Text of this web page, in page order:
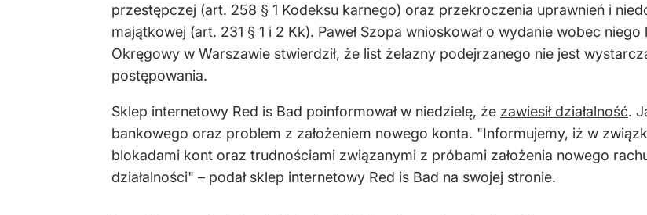
przestępczej (art. 258 § 1 Kodeksu karnego) oraz przekroczenia uprawnień i
majątkowej (art. 231 § 1 i 2 Kk). Paweł Szopa wnioskował o wydanie wobec
Okręgowy w Warszawie stwierdził, że list żelazny podejrzanego nie jest
postępowania.
Sklep internetowy Red is Bad poinformował w niedzielę, że zawiesił działalność.
bankowego oraz problem z założeniem nowego konta. "Informujemy, iż w
blokadami kont oraz trudnościami związanymi z próbami założenia nowego
działalności" – podał sklep internetowy Red is Bad na swojej stronie.